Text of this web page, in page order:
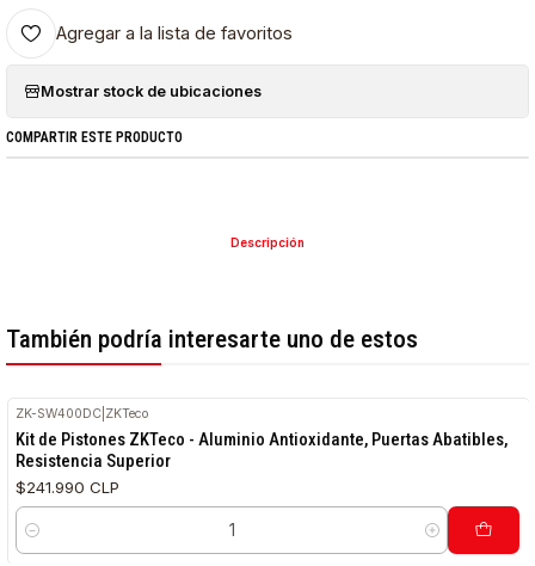
Agregar a la lista de favoritos
Mostrar stock de ubicaciones
COMPARTIR ESTE PRODUCTO
Descripción
También podría interesarte uno de estos
ZK-SW400DC ZKTeco
Kit de Pistones ZKTeco - Aluminio Antioxidante, Puertas Abatibles,
Resistencia Superior
$241.990 CLP
Cantidad